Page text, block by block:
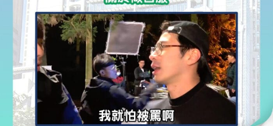
私人
貸款
貸款
計數
Gui
de
理財
Gui